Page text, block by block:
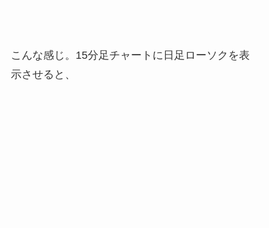
こんな感じ。15分足チャートに日足ローソクを表
示させると、